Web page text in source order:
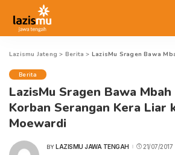
Lazismu Jateng > Berita > LazisMu Sragen Bawa Mbah Karinah
Berita
LazisMu Sragen Bawa
Korban Serangan Kera Liar
Moewardi
POSTED
BY LAZISMU JAWA TENGAH 21/07/2017